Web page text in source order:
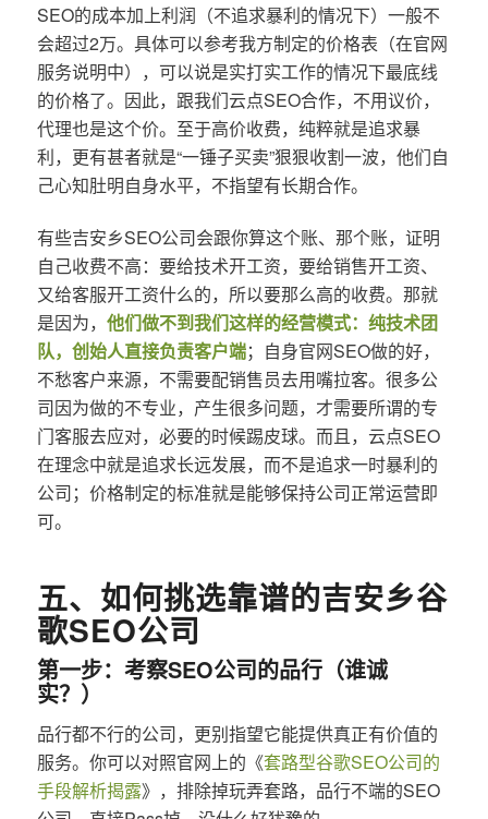
SEO的成本加上利润（不追求暴利的情况下）一般不
会超过2万。具体可以参考我方制定的价格表（在官网
服务说明中），可以说是实打实工作的情况下最底线
的价格了。因此，跟我们云点SEO合作，不用议价，
代理也是这个价。至于高价收费，纯粹就是追求暴
利，更有甚者就是“一锤子买卖”狠狠收割一波，他们自
己心知肚明自身水平，不指望有长期合作。
有些吉安乡SEO公司会跟你算这个账、那个账，证明
自己收费不高：要给技术开工资，要给销售开工资、
又给客服开工资什么的，所以要那么高的收费。那就
是因为， 他们做不到我们这样的经营模式：纯技术团
队，创始人直接负责客户端；自身官网SEO做的好，
不愁客户来源，不需要配销售员去用嘴拉客。很多公
司因为做的不专业，产生很多问题，才需要所谓的专
门客服去应对，必要的时候踢皮球。而且，云点SEO
在理念中就是追求长远发展，而不是追求一时暴利的
公司；价格制定的标准就是能够保持公司正常运营即
可。
五、如何挑选靠谱的吉安乡谷
歌SEO公司
第一步：考察SEO公司的品行（谁诚
实？）
品行都不行的公司，更别指望它能提供真正有价值的
服务。你可以对照官网上的《套路型谷歌SEO公司的
手段解析揭露》，排除掉玩弄套路，品行不端的SEO